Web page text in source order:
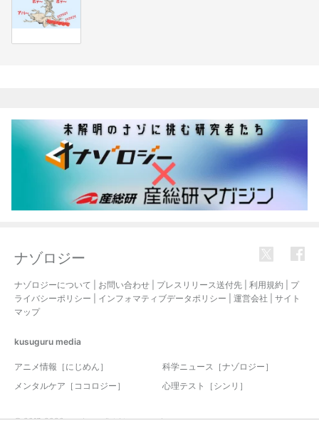
ナゾロジー
ナゾロジーについて お問い合わせ プレスリリース送付先 利用規約
プ
ライバシーポリシー
インフォマティブデータポリシー 運営会社
サイト
マップ
kusuguru media
アニメ情報［にじめん］
科学ニュース［ナゾロジー］
メンタルケア［ココロジー］
心理テスト［シンリ］